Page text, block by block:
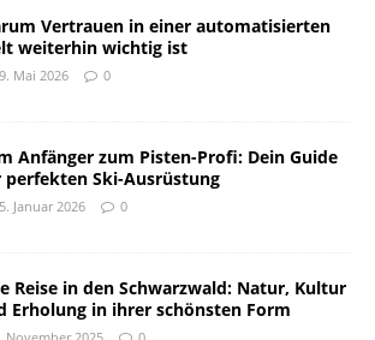
Vertrauen in einer automatisierten
weiterhin wichtig ist
Mai 2026 0
Anfänger zum Pisten-Profi: Dein Guide
perfekten Ski-Ausrüstung
Januar 2026 0
Reise in den Schwarzwald: Natur, Kultur
Erholung in ihrer schönsten Form